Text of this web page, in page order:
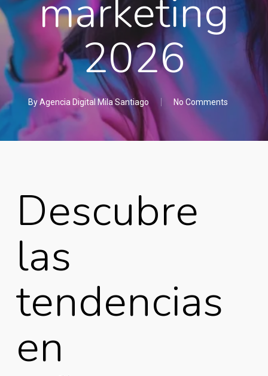
marketing
2026
ByAgencia Digital Mila Santiago No Comments
Descubre
las
tendencias
en